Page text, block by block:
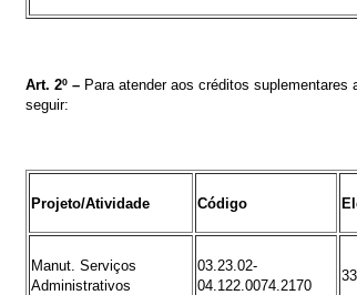
Art. 2º – Para atender aos créditos suplementares
seguir:
Projeto/Atividade Código
Manut. Serviços
Administrativos
03.23.02-
04.122.0074.2170